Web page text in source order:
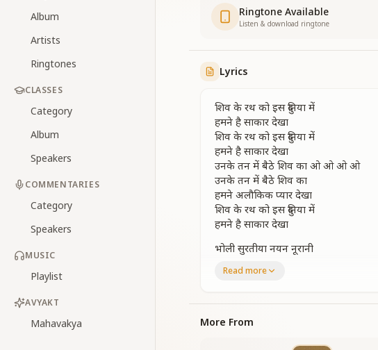
Album
Artists
Ringtones
CLASSES
Category
Album
Speakers
COMMENTARIES
Category
Speakers
MUSIC
Playlist
AVYAKT
Mahavakya
Ringtone Available
Listen & download ringtone
Lyrics
शिव के रथ को इस दुनिया में
हमने है साकार देखा
शिव के रथ को इस दुनिया में
हमने है साकार देखा
उनके तन में बैठे शिव का ओ ओ ओ ओ
उनके तन में बैठे शिव का
हमने अलौकिक प्यार देखा
शिव के रथ को इस दुनिया में
हमने है साकार देखा
भोली सुरतीया नयन नूरानी
भोली सुरतीया हो हो
देखा है संसार अनोखा
उनकी अनोखी
Read more
More From